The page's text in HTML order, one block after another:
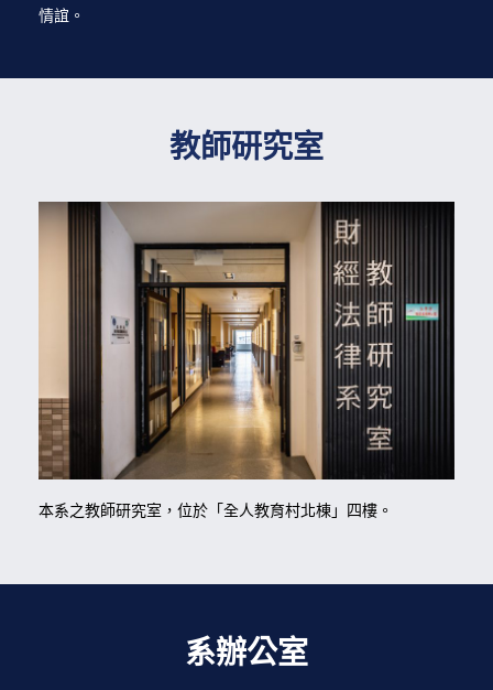
情誼。
教師研究室
本系之教師研究室，位於「全人教育村北棟」四樓。
系辦公室